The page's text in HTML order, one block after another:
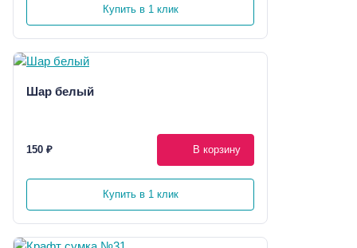
Купить в 1 клик
Шар белый
150 ₽ В корзину
Купить в 1 клик